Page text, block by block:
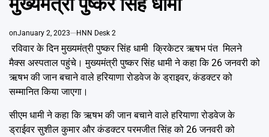
onJanuary 2, 2023 HNN Desk 2
रविवार के दिन मुख्यमंत्री पुष्कर सिंह धामी क्रिकेटर ऋषभ पंत मिलने
मैक्स अस्पताल पहुंचे। मुख्यमंत्री पुष्कर सिंह धामी ने कहा कि 26 जनवरी को
ऋषभ की जान बचाने वाले हरियाणा रोडवेज के ड्राइवर, कंडक्टर को
सम्मानित किया जाएगा।
सीएम धामी ने कहा कि ऋषभ की जान बचाने वाले हरियाणा रोडवेज के
ड्राईवर सुशील कुमार और कंडक्टर परमजीत सिंह को 26 जनवरी को